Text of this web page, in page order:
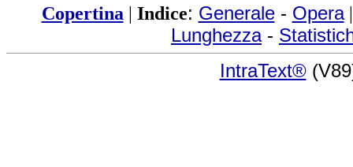
Copertina | Indice: Generale- Opera
Lunghezza-
IntraText®